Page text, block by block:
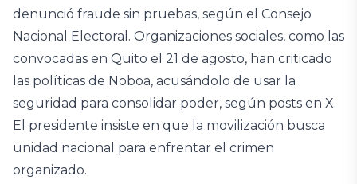
denunció fraude sin pruebas, según el Consejo
Nacional Electoral. Organizaciones sociales, como las
convocadas en Quito el 21 de agosto, han criticado
las políticas de Noboa, acusándolo de usar la
seguridad para consolidar poder, según posts en X.
El presidente insiste en que la movilización busca
unidad nacional para enfrentar el crimen
organizado.